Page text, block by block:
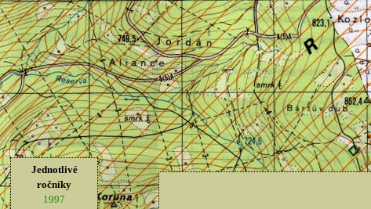
Jednotlivé
ročníky
1997